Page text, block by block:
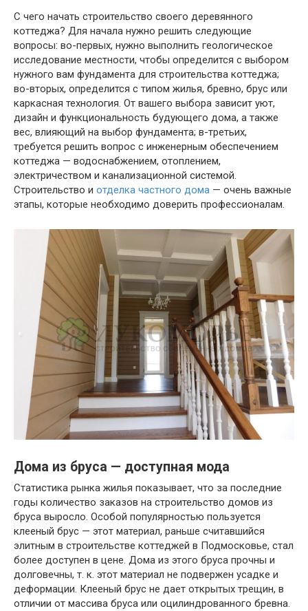
С чего начать строительство своего деревянного
коттеджа? Для начала нужно решить следующие
вопросы: во-первых, нужно выполнить геологическое
исследование местности, чтобы определится с выбором
нужного вам фундамента для строительства коттеджа;
во-вторых, определится с типом жилья, бревно, брус или
каркасная технология. От вашего выбора зависит уют,
дизайн и функциональность будующего дома, а также
вес, влияющий на выбор фундамента; в-третьих,
требуется решить вопрос с инженерным обеспечением
коттеджа — водоснабжением, отоплением,
электричеством и канализационной системой.
Строительство и отделка частного дома — очень важные
этапы, которые необходимо доверить профессионалам.
Дома из бруса — доступная мода
Статистика рынка жилья показывает, что за последние
годы количество заказов на строительство домов из
бруса выросло. Особой популярностью пользуется
клееный брус — этот материал, раньше считавшийся
элитным в строительстве коттеджей в Подмосковье, стал
более доступен в цене. Дома из этого бруса прочны и
долговечны, т. к. этот материал не подвержен усадке и
деформации. Клееный брус не дает открытых трещин, в
отличии от массива бруса или оцилиндрованного бревна.